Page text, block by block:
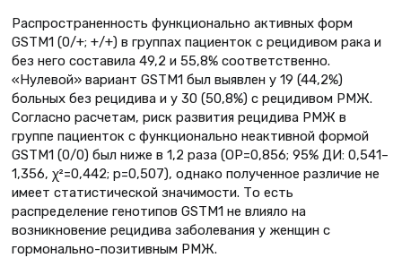
Распространенность функционально активных форм
GSTМ1 (0/+; +/+) в группах пациенток с рецидивом рака и
без него составила 49,2 и 55,8% соответственно.
«Нулевой» вариант GSTM1 был выявлен у 19 (44,2%)
больных без рецидива и у 30 (50,8%) с рецидивом РМЖ.
Согласно расчетам, риск развития рецидива РМЖ в
группе пациенток с функционально неактивной формой
GSTМ1 (0/0) был ниже в 1,2 раза (ОР=0,856; 95% ДИ: 0,541–
1,356, χ²=0,442; p=0,507), однако полученное различие не
имеет статистической значимости. То есть
распределение генотипов GSTM1 не влияло на
возникновение рецидива заболевания у женщин с
гормонально-позитивным РМЖ.